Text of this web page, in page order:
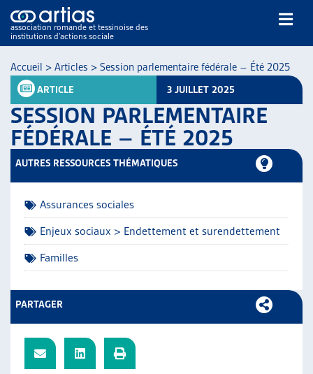
association romande et tessinoise des
institutions d’actions sociale
DOSSIERS DU MOIS
VEILLE
THÉMATIQUES
AUTRES
ARTIAS
L’ASSOCIATION
PROJETS ET ACTIVITÉS
Accueil > Articles > Session parlementaire fédérale – Été 2025
ARTICLE 3 JUILLET 2025
SESSION PARLEMENTAIRE
FÉDÉRALE – ÉTÉ 2025
AUTRES RESSOURCES THÉMATIQUES
Assurances sociales
Enjeux sociaux > Endettement et surendettement
Familles
PARTAGER